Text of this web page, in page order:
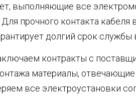
выполняющие все
прочного контакта
долгий срок службы
контракты с
материалы,
все электроустановки